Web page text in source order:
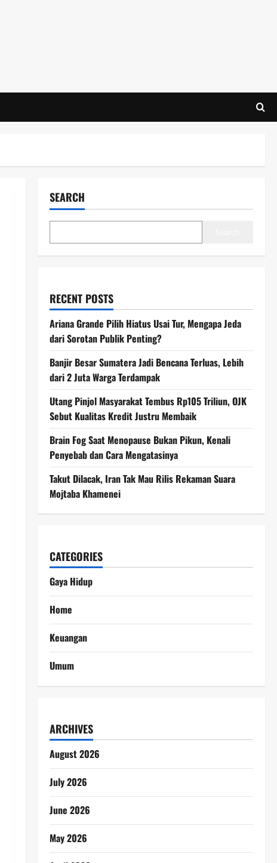
SEARCH
RECENT POSTS
Ariana Grande Pilih Hiatus Usai Tur, Mengapa Jeda
dari Sorotan Publik Penting?
Banjir Besar Sumatera Jadi Bencana Terluas, Lebih
dari 2 Juta Warga Terdampak
Utang Pinjol Masyarakat Tembus Rp105 Triliun, OJK
Sebut Kualitas Kredit Justru Membaik
Brain Fog Saat Menopause Bukan Pikun, Kenali
Penyebab dan Cara Mengatasinya
Takut Dilacak, Iran Tak Mau Rilis Rekaman Suara
Mojtaba Khamenei
CATEGORIES
Gaya Hidup
Home
Keuangan
Umum
ARCHIVES
August 2026
July 2026
June 2026
May 2026